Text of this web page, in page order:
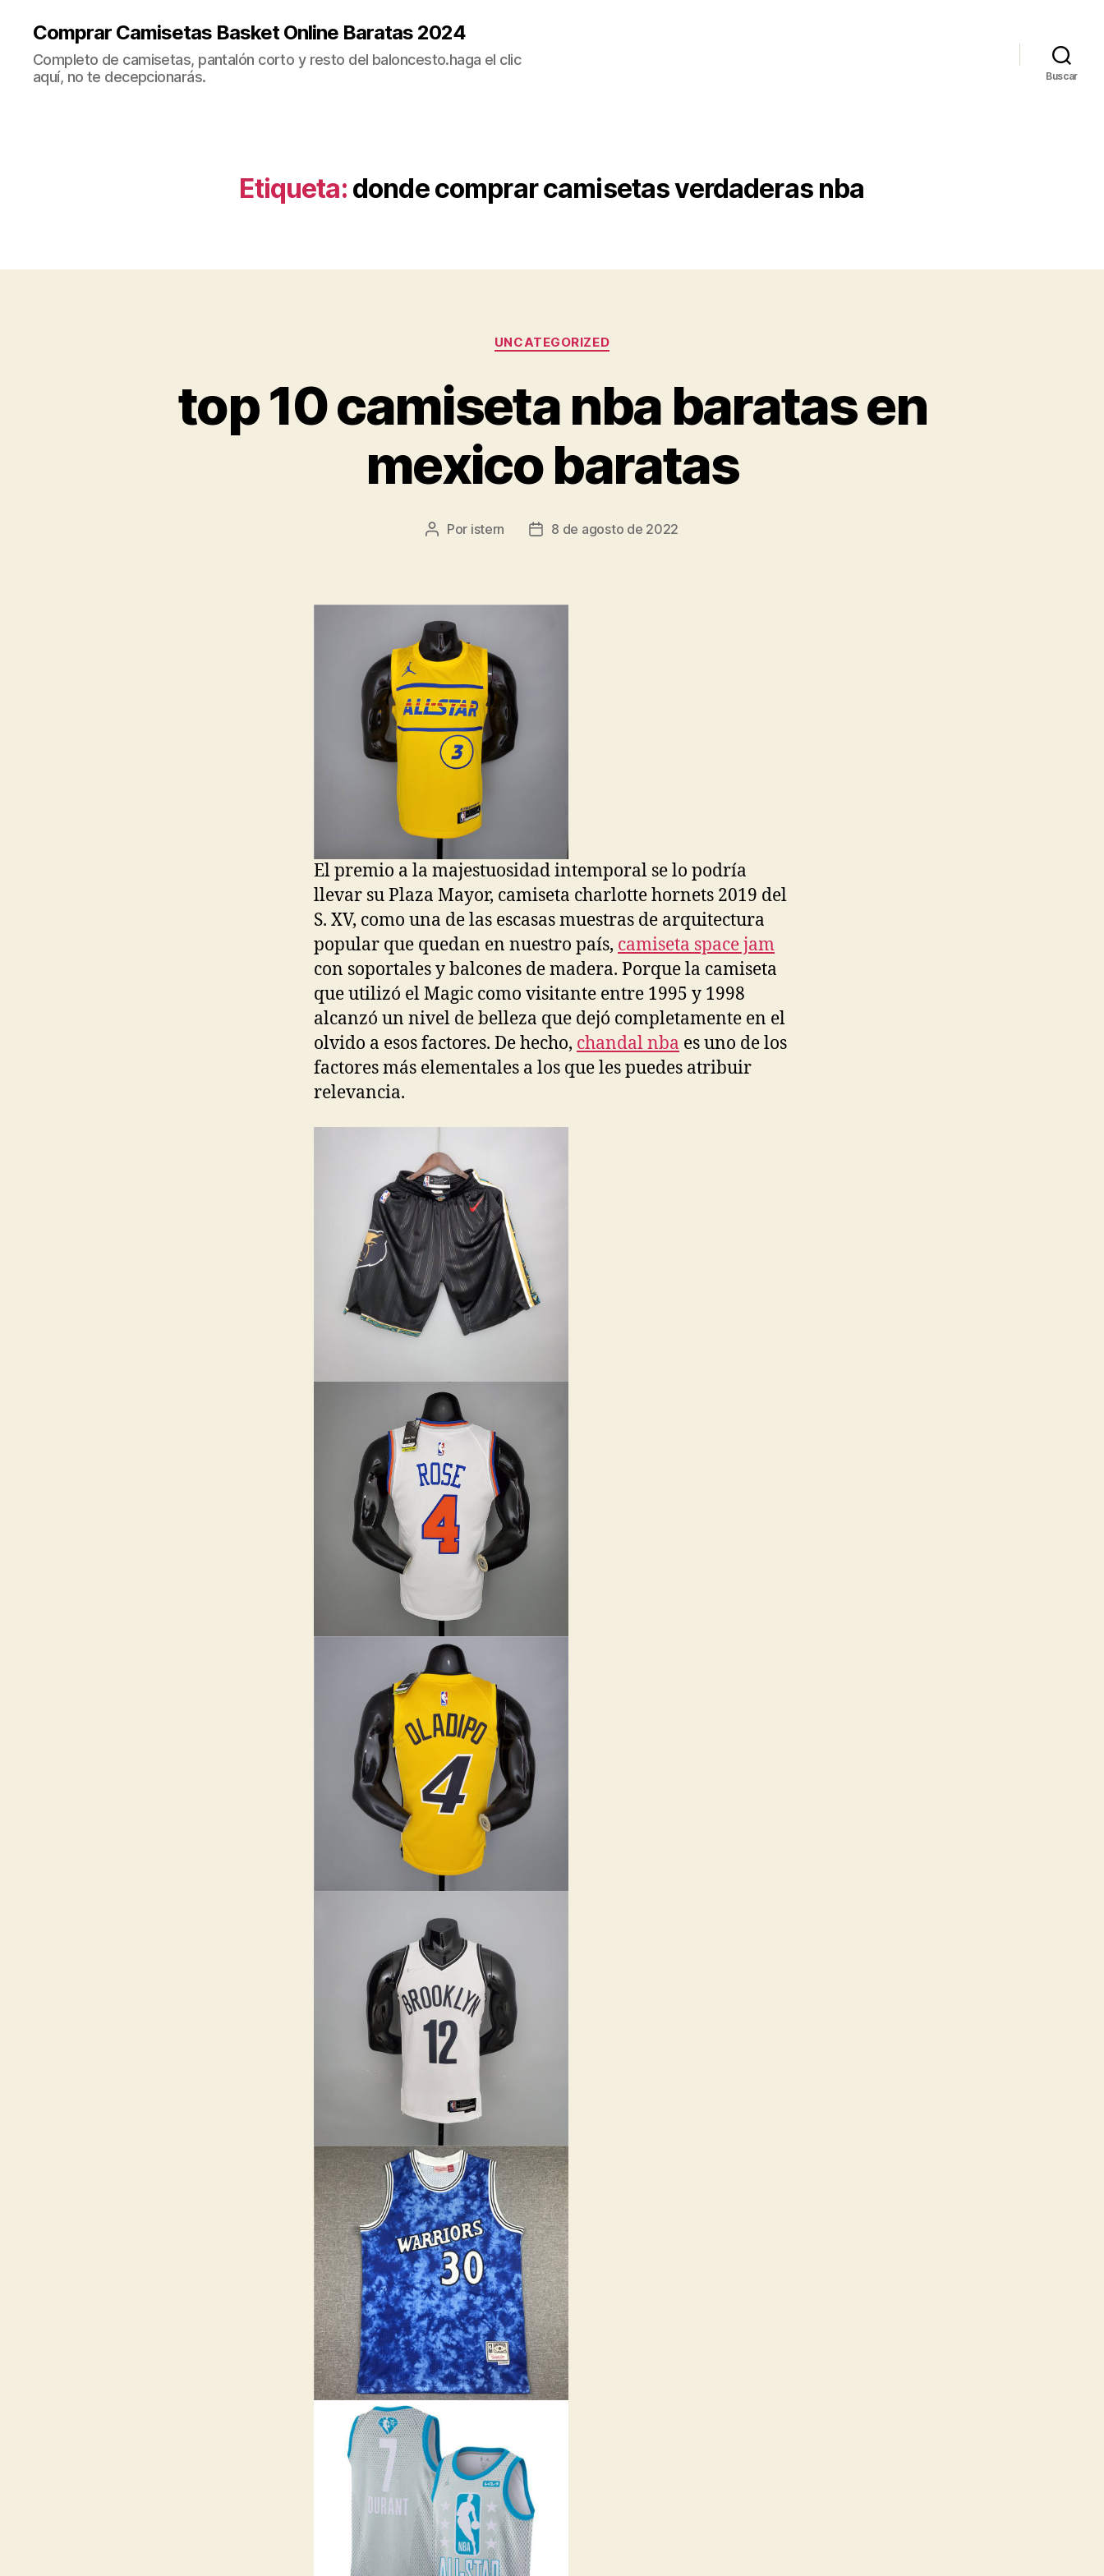
Comprar Camisetas Basket Online Baratas 2024
Completo de camisetas, pantalón corto y resto del baloncesto.haga el clic
aquí, no te decepcionarás.
Buscar
Etiqueta: donde comprar camisetas verdaderas nba
Categorías
UNCATEGORIZED
top 10 camiseta nba baratas en
mexico baratas
Autor
Por istern
Fecha8 de agosto de 2022
El premio a la majestuosidad intemporal se lo podría
llevar su Plaza Mayor, camiseta charlotte hornets 2019 del
S. XV, como una de las escasas muestras de arquitectura
popular que quedan en nuestro país, camiseta space jam
con soportales y balcones de madera. Porque la camiseta
que utilizó el Magic como visitante entre 1995 y 1998
alcanzó un nivel de belleza que dejó completamente en el
olvido a esos factores. De hecho, chandal nba es uno de los
factores más elementales a los que les puedes atribuir
relevancia.